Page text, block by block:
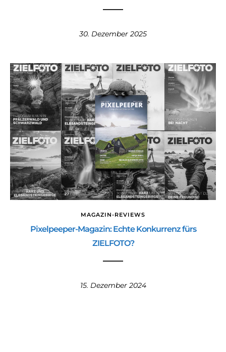
30. Dezember 2025
MAGAZIN-REVIEWS
Pixelpeeper-Magazin: Echte Konkurrenz fürs
ZIELFOTO?
15. Dezember 2024